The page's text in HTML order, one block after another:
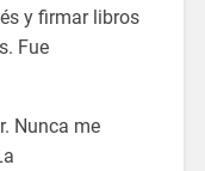
y firmar libros
Fue
Nunca me